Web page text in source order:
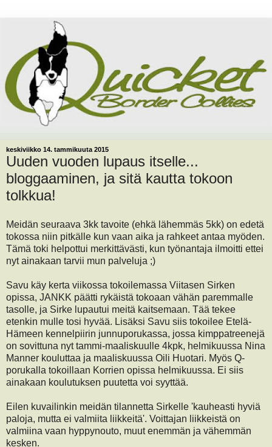
keskiviikko 14. tammikuuta 2015
Uuden vuoden lupaus itselle...
bloggaaminen, ja sitä kautta tokoon
tolkkua!
Meidän seuraava 3kk tavoite (ehkä lähemmäs 5kk) on edetä
tokossa niin pitkälle kun vaan aika ja rahkeet antaa myöden.
Tämä toki helpottui merkittävästi, kun työnantaja ilmoitti ettei
nyt ainakaan tarvii mun palveluja ;)
Savu käy kerta viikossa tokoilemassa Viitasen Sirken
opissa, JANKK päätti rykäistä tokoaan vähän paremmalle
tasolle, ja Sirke lupautui meitä kaitsemaan. Tää tekee
etenkin mulle tosi hyvää. Lisäksi Savu siis tokoilee Etelä-
Hämeen kennelpiirin junnuporukassa, jossa kimppatreenejä
on sovittuna nyt tammi-maaliskuulle 4kpk, helmikuussa Nina
Manner kouluttaa ja maaliskuussa Oili Huotari. Myös Q-
porukalla tokoillaan Korrien opissa helmikuussa. Ei siis
ainakaan koulutuksen puutetta voi syyttää.
Eilen kuvailinkin meidän tilannetta Sirkelle 'kauheasti hyviä
paloja, mutta ei valmiita liikkeitä'. Voittajan liikkeistä on
valmiina vaan hyppynouto, muut enemmän ja vähemmän
kesken.